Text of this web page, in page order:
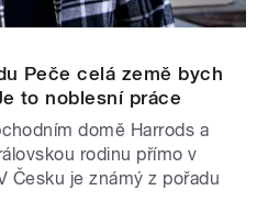
Peče celá země bych
to noblesní práce
domě Harrods a
rodinu přímo v
Česku je známý z pořadu